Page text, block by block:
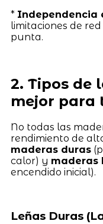
* Independencia
limitaciones de
punta.
2. Tipos de
mejor para
No todas las
rendimiento de
maderas duras
calor) y maderas
encendido inicial).
Leñas Duras